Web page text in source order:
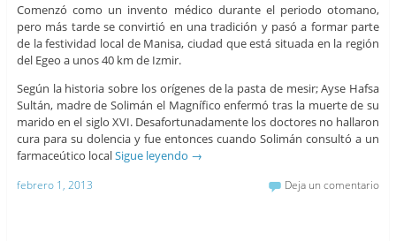
Comenzó como un invento médico durante el periodo otomano,
pero más tarde se convirtió en una tradición y pasó a formar parte
de la festividad local de Manisa, ciudad que está situada en la región
del Egeo a unos 40 km de Izmir.
Según la historia sobre los orígenes de la pasta de mesir; Ayse Hafsa
Sultán, madre de Solimán el Magnífico enfermó tras la muerte de su
marido en el siglo XVI. Desafortunadamente los doctores no hallaron
cura para su dolencia y fue entonces cuando Solimán consultó a un
farmaceútico localSigue leyendo →
febrero 1, 2013 Deja un comentario